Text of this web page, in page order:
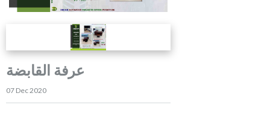
عرفة القابضة
07 Dec 2020